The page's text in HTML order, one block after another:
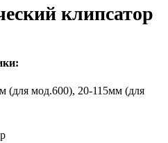
клипсатор
(для мод.600), 20-115мм (для